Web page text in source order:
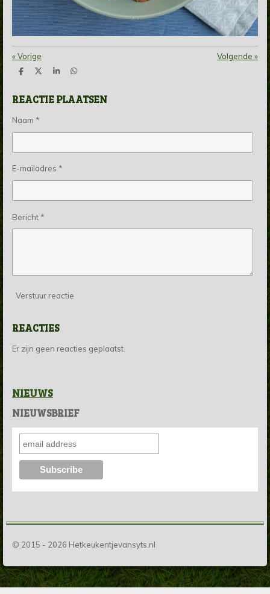
«Vorige Volgende »
D
e
n
D
l
S
r
e
D
e
n
REACTIE PLAATSEN
Naam *
E-mailadres *
Bericht *
Verstuur reactie
REACTIES
Er zijn geen reacties geplaatst.
NIEUWS
NIEUWSBRIEF
© 2015 - 2026 Hetkeukentjevansyts.nl